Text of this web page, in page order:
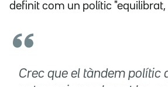
definit com un polític "equilibrat,
Crec que el tàndem polític